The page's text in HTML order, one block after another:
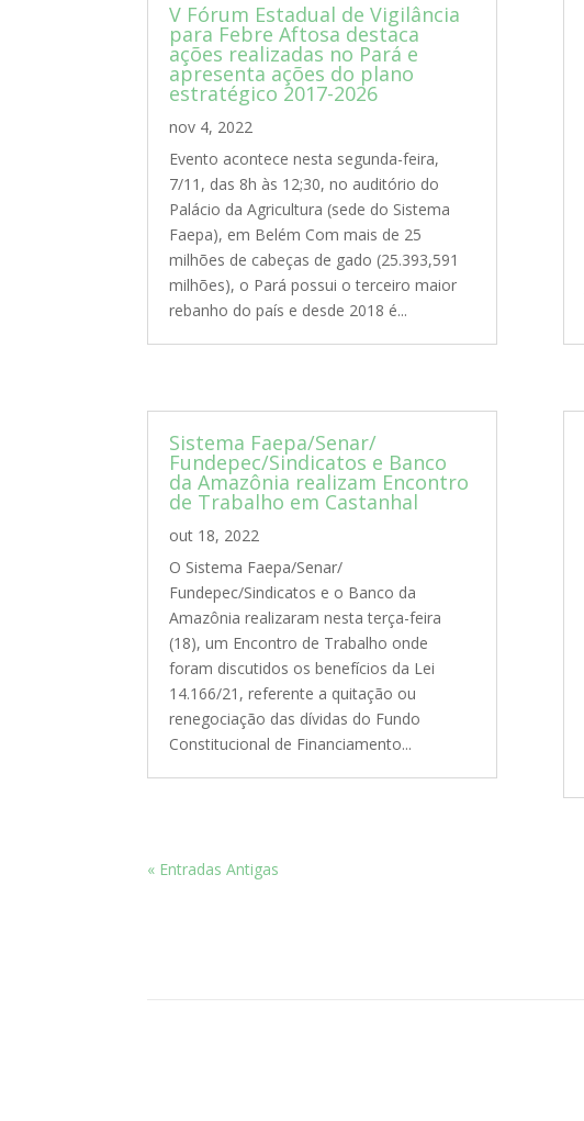
V Fórum Estadual de Vigilância
para Febre Aftosa destaca
ações realizadas no Pará e
apresenta ações do plano
estratégico 2017-2026
nov 4, 2022
Evento acontece nesta segunda-feira,
7/11, das 8h às 12;30, no auditório do
Palácio da Agricultura (sede do Sistema
Faepa), em Belém Com mais de 25
milhões de cabeças de gado (25.393,591
milhões), o Pará possui o terceiro maior
rebanho do país e desde 2018 é...
Sistema Faepa/Senar/
Fundepec/Sindicatos e Banco
da Amazônia realizam Encontro
de Trabalho em Castanhal
out 18, 2022
O Sistema Faepa/Senar/
Fundepec/Sindicatos e o Banco da
Amazônia realizaram nesta terça-feira
(18), um Encontro de Trabalho onde
foram discutidos os benefícios da Lei
14.166/21, referente a quitação ou
renegociação das dívidas do Fundo
Constitucional de Financiamento...
« Entradas Antigas